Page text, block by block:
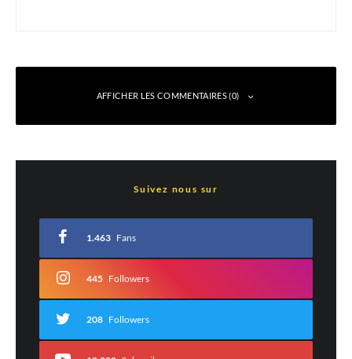
AFFICHER LES COMMENTAIRES (0)
*
Commentaire*
Suivez nous sur
1.463 Fans
445 Followers
208 Followers